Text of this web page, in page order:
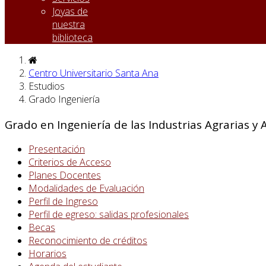
Joyas de
nuestra
biblioteca
Centro Universitario Santa Ana
Estudios
Grado Ingeniería
Grado en Ingeniería de las Industrias Agrarias y
Presentación
Criterios de Acceso
Planes Docentes
Modalidades de Evaluación
Perfil de Ingreso
Perfil de egreso: salidas profesionales
Becas
Reconocimiento de créditos
Horarios